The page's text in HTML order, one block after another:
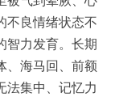
不良情绪状态不
智力发育。长期
、海马回、前额
法集中、记忆力